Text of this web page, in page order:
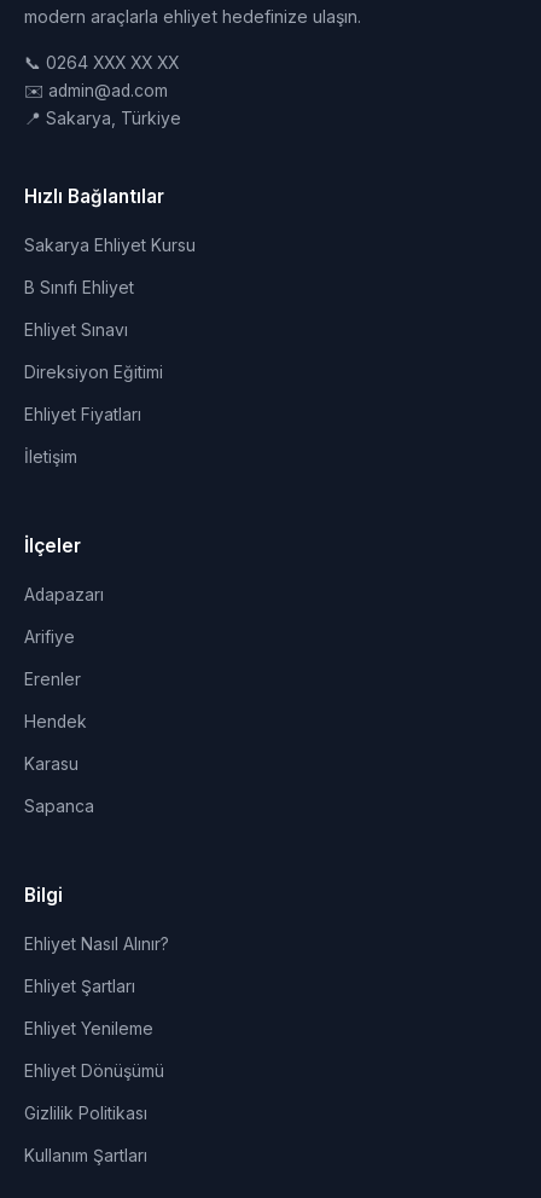
modern araçlarla ehliyet hedefinize ulaşın.
📞 0264 XXX XX XX
✉️ admin@ad.com
📍 Sakarya, Türkiye
Hızlı Bağlantılar
Sakarya Ehliyet Kursu
B Sınıfı Ehliyet
Ehliyet Sınavı
Direksiyon Eğitimi
Ehliyet Fiyatları
İletişim
İlçeler
Adapazarı
Arifiye
Erenler
Hendek
Karasu
Sapanca
Bilgi
Ehliyet Nasıl Alınır?
Ehliyet Şartları
Ehliyet Yenileme
Ehliyet Dönüşümü
Gizlilik Politikası
Kullanım Şartları